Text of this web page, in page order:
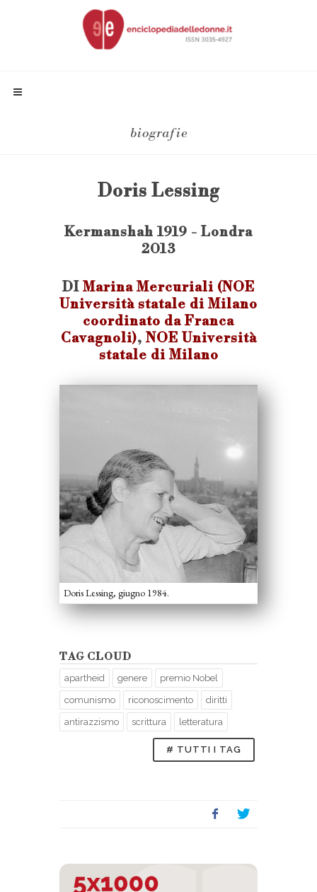
biografie
Doris Lessing
Kermanshah 1919 - Londra
2013
DI Marina Mercuriali (NOE
Università statale di Milano
coordinato da Franca
Cavagnoli), NOE Università
statale di Milano
Doris Lessing, giugno 1984.
TAG CLOUD
apartheid genere premio Nobel
comunismo riconoscimento diritti
antirazzismo scrittura letteratura
# TUTTI I TAG